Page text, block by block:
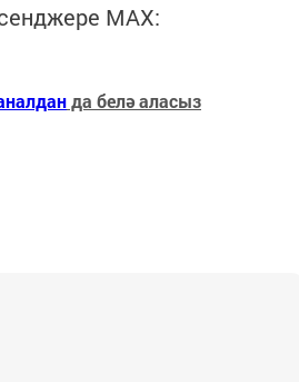
MАХ:
да белә аласыз